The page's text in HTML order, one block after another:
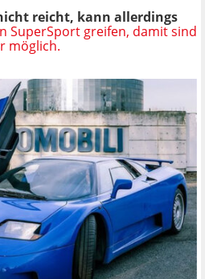
reicht, kann allerdings
SuperSport greifen, damit sind
möglich.